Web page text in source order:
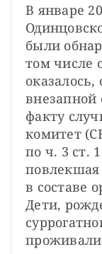
В январе
были
том числе
внезапной
факту
комитет
по ч. 3 ст.
повлекшая
в составе
Дети,
проживали